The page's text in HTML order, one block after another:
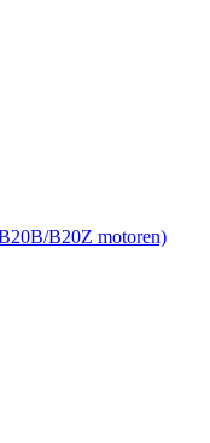
B20Z motoren)